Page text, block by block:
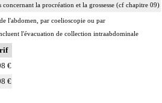
concernant la procréation et la grossesse (cf chapitre 09)
l'abdomen, par coelioscopie ou par
l'évacuation de collection intraabdominale
et/ou la pose de drain.
l'abdomen, par abord direct incluent l'évacuation de
€
€